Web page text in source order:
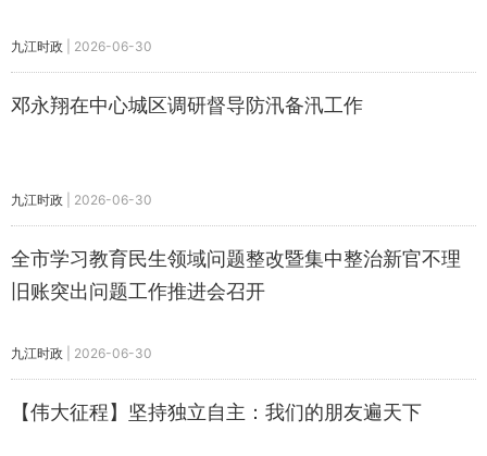
九江时政 2026-06-30
邓永翔在中心城区调研督导防汛备汛工作
九江时政 2026-06-30
全市学习教育民生领域问题整改暨集中整治新官不理
旧账突出问题工作推进会召开
九江时政 2026-06-30
【伟大征程】坚持独立自主：我们的朋友遍天下